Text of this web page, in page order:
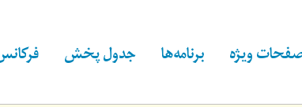
ویژه برنامه‌ها جدول پخش